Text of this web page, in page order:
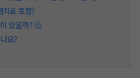
치료 포함)
있을까? 🤔
요?